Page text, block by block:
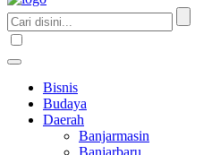
Bisnis
Budaya
Daerah
Banjarmasin
Banjarbaru